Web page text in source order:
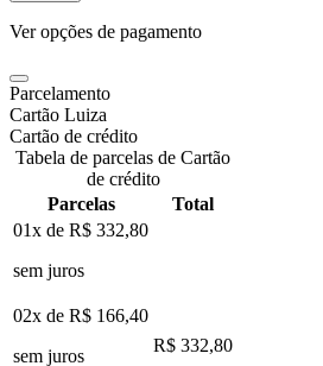
Ver opções de pagamento
Parcelamento
Cartão Luiza
Cartão de crédito
Tabela de parcelas de Cartão
de crédito
Parcelas
Total
01x de R$ 332,80
sem juros
02x de R$ 166,40
sem juros
R$ 332,80